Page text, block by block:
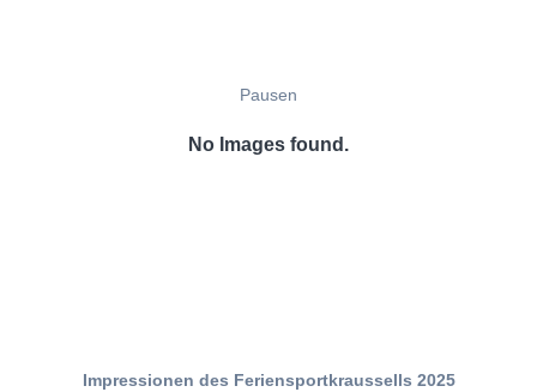
Pausen
No Images found.
Impressionen des Feriensportkraussells 2025